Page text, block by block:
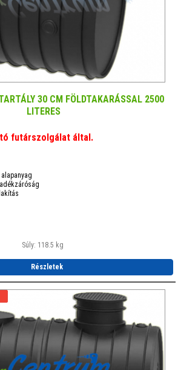
30 CM FÖLDTAKARÁSSAL 2500
LITERES
futárszolgálat által.
Súly: 118.5 kg
Részletek